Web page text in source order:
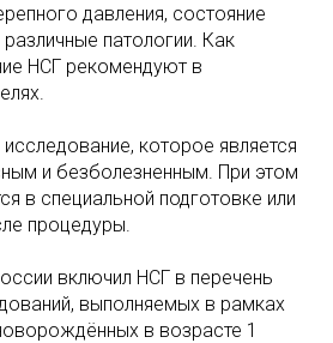
давления, состояние
патологии. Как
НСГ рекомендуют в
которое является
и безболезненным. При этом
в специальной подготовке или
процедуры.
включил НСГ в перечень
выполняемых в рамках
в возрасте 1